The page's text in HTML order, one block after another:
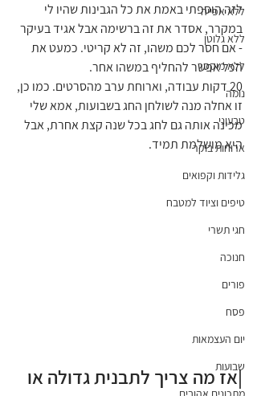
ללא אפייה
ללא גלוטן
ללא מיקסר
נומה
טבעוני
ארוחות בוקר
גלידות וקפואים
טיפים וציוד למטבח
חגי תשרי
חנוכה
פורים
פסח
יום העצמאות
שבועות
לזה הוספתי באמת את כל הגבינות שהיו לי
במקרר, אסדר את זה ברשימה אבל אגיד בעיקר
- אם חסר לכם משהו, זה לא קריטי. כמעט את
הכל אפשר להחליף במשהו אחר.
20 דקות עבודה, וארוחת ערב מהסרטים. כמו כן,
זו אחלה מנה לשולחן החג בשבועות, אמא שלי
מכינה אותה גם לחג בכל שנה קצת אחרת, אבל
היא מושלמת תמיד.
|אז מה צריך לתבנית גדולה או